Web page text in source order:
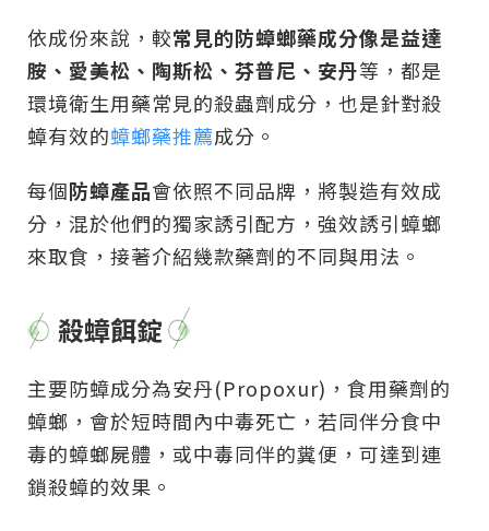
依成份來說，較常見的防蟑螂藥成分像是益達
胺、愛美松、陶斯松、芬普尼、安丹等，都是
環境衛生用藥常見的殺蟲劑成分，也是針對殺
蟑有效的蟑螂藥推薦成分。
每個防蟑產品會依照不同品牌，將製造有效成
分，混於他們的獨家誘引配方，強效誘引蟑螂
來取食，接著介紹幾款藥劑的不同與用法。
殺蟑餌錠
主要防蟑成分為安丹(Propoxur)，食用藥劑的
蟑螂，會於短時間內中毒死亡，若同伴分食中
毒的蟑螂屍體，或中毒同伴的糞便，可達到連
鎖殺蟑的效果。